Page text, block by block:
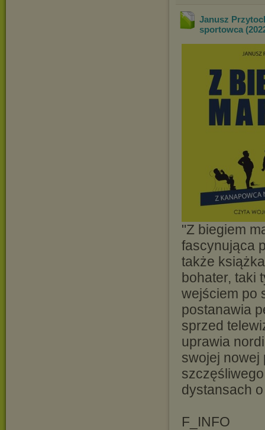
Janusz
sportowca
"Z biegiem
fascynująca
także
bohater, taki
wejściem po
postanawia
sprzed
uprawia
swojej nowej
dystansach
F_INFO